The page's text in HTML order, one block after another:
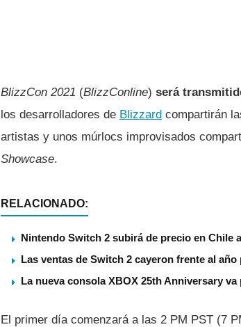
BlizzCon 2021 (BlizzConline) será
los desarrolladores de Blizzard compartirán
artistas y unos múrlocs improvisados
Showcase.
RELACIONADO:
Nintendo Switch 2 subirá de precio en Chile
Las ventas de Switch 2 cayeron frente al
La nueva consola XBOX 25th Anniversary
El primer dí­a comenzará a las 2 PM PST (7